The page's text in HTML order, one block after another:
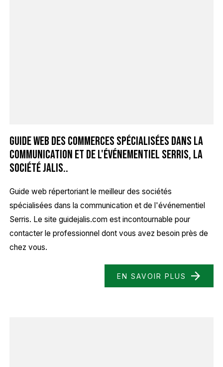
Guide web des commerces spécialisées dans la
communication et de l'événementiel Serris, la
société Jalis..
Guide web répertoriant le meilleur des sociétés
spécialisées dans la communication et de l'événementiel
Serris. Le site guidejalis.com est incontournable pour
contacter le professionnel dont vous avez besoin près de
chez vous.
EN SAVOIR PLUS